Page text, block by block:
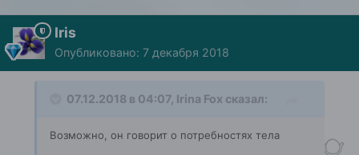
Iris
Опубликовано: 7 декабря 2018
07.12.2018 в 04:07, Irina Fox сказал:
Возможно, он говорит о потребностях тела